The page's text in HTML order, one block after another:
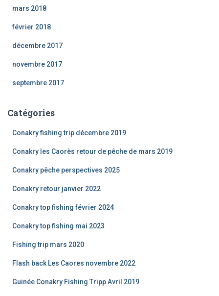
mars 2018
février 2018
décembre 2017
novembre 2017
septembre 2017
Catégories
Conakry fishing trip décembre 2019
Conakry les Caorès retour de pêche de mars 2019
Conakry pêche perspectives 2025
Conakry retour janvier 2022
Conakry top fishing février 2024
Conakry top fishing mai 2023
Fishing trip mars 2020
Flash back Les Caores novembre 2022
Guinée Conakry Fishing Tripp Avril 2019